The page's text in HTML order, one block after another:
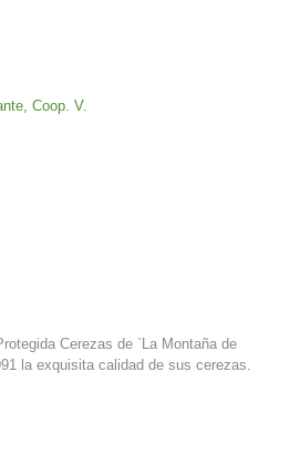
Coop. V.
Cerezas de `La Montaña de
la exquisita calidad de sus cerezas.